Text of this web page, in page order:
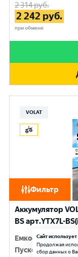
Фильтр
2 314руб.
2 242 руб.
при обмене
VOLAT
Аккумулятор
BS арт.YTX7L-
Емкость:7 Ач
Пусковой ток:
Сайт
Продолжая
сбор данных о